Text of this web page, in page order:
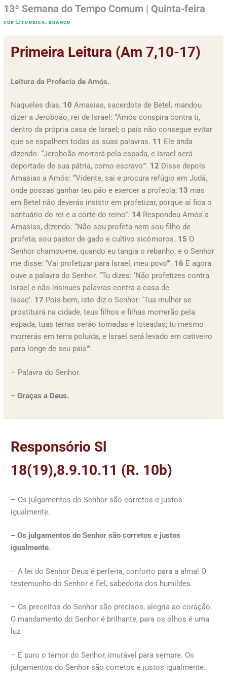
13ª Semana do Tempo Comum | Quinta-feira
COR LITÚRGICA: BRANCO
Primeira Leitura (Am 7,10-17)
Leitura da Profecia de Amós.
Naqueles dias, 10 Amasias, sacerdote de Betel, mandou
dizer a Jeroboão, rei de Israel: “Amós conspira contra ti,
dentro da própria casa de Israel; o país não consegue evitar
que se espalhem todas as suas palavras. 11 Ele anda
dizendo: “Jeroboão morrerá pela espada, e Israel será
deportado de sua pátria, como escravo'”. 12 Disse depois
Amasias a Amós: “Vidente, sai e procura refúgio em Judá,
onde possas ganhar teu pão e exercer a profecia; 13 mas
em Betel não deverás insistir em profetizar, porque aí fica o
santuário do rei e a corte do reino”. 14 Respondeu Amós a
Amasias, dizendo: “Não sou profeta nem sou filho de
profeta; sou pastor de gado e cultivo sicômoros. 15 O
Senhor chamou-me, quando eu tangia o rebanho, e o Senhor
me disse: ‘Vai profetizar para Israel, meu povo'”. 16 E agora
ouve a palavra do Senhor. “Tu dizes: ‘Não profetizes contra
Israel e não insinues palavras contra a casa de
Isaac’. 17 Pois bem, isto diz o Senhor: ‘Tua mulher se
prostituirá na cidade, teus filhos e filhas morrerão pela
espada, tuas terras serão tomadas e loteadas; tu mesmo
morrerás em terra poluída, e Israel será levado em cativeiro
para longe de seu país'”.
– Palavra do Senhor.
– Graças a Deus.
Responsório Sl
18(19),8.9.10.11 (R. 10b)
– Os julgamentos do Senhor são corretos e justos
igualmente.
– Os julgamentos do Senhor são corretos e justos
igualmente.
– A lei do Senhor Deus é perfeita, conforto para a alma! O
testemunho do Senhor é fiel, sabedoria dos humildes.
– Os preceitos do Senhor são precisos, alegria ao coração.
O mandamento do Senhor é brilhante, para os olhos é uma
luz.
– É puro o temor do Senhor, imutável para sempre. Os
julgamentos do Senhor são corretos e justos igualmente.